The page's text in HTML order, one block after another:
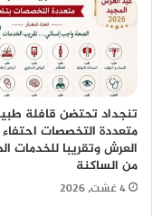
تنجداد تحتضن قافلة
متعددة التخصصات
العرش وتقريبا للخدمات
من الساكنة
4 غشت، 2026